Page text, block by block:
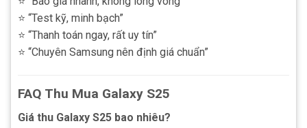
⭐ “Test kỹ, minh bạch”
⭐ “Thanh toán ngay, rất uy tín”
⭐ “Chuyên Samsung nên định giá chuẩn”
FAQ Thu Mua Galaxy S25
Giá thu Galaxy S25 bao nhiêu?